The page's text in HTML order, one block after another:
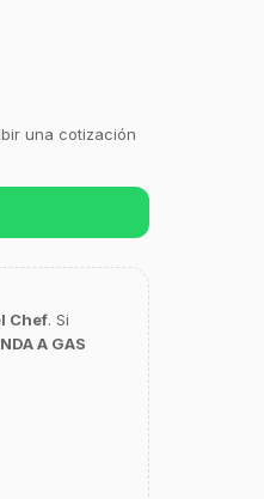
una cotización
Chef. Si
A GAS